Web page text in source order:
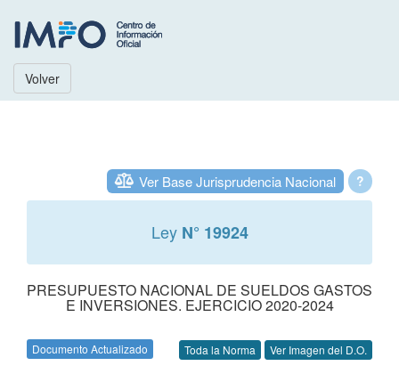
Volver
?
Ver Base Jurisprudencia Nacional
Ley N° 19924
PRESUPUESTO NACIONAL DE SUELDOS GASTOS
E INVERSIONES. EJERCICIO 2020-2024
Documento Actualizado Toda la Norma Ver Imagen del D.O.